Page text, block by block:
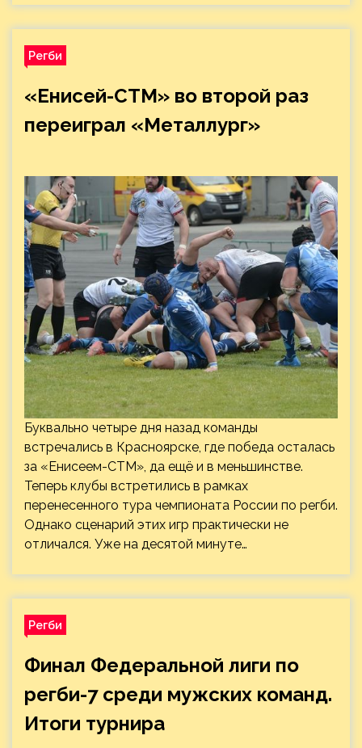
Регби
«Енисей-СТМ» во второй раз
переиграл «Металлург»
Буквально четыре дня назад команды
встречались в Красноярске, где победа осталась
за «Енисеем-СТМ», да ещё и в меньшинстве.
Теперь клубы встретились в рамках
перенесенного тура чемпионата России по регби.
Однако сценарий этих игр практически не
отличался. Уже на десятой минуте…
Регби
Финал Федеральной лиги по
регби-7 среди мужских команд.
Итоги турнира